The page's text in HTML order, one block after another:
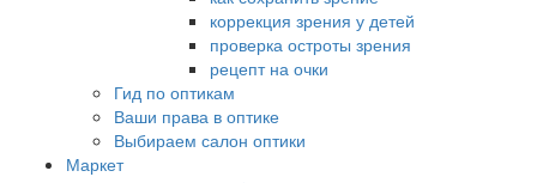
коррекция зрения у детей
проверка остроты зрения
рецепт на очки
Гид по оптикам
Ваши права в оптике
Выбираем салон оптики
Маркет